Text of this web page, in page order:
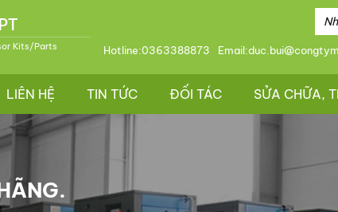
Kits/Parts Hotline:0363388873 Email:
LIÊN HỆ TIN TỨC ĐỐI TÁC SỬA CHỮA,